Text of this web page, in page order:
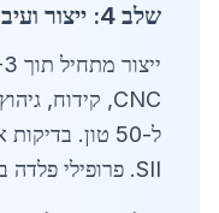
שלב 4: ייצור ועיבוד
ל-50 טון.
SII. פרופילי פלדה בעכו מוכנים לאיסוף או משלוח.